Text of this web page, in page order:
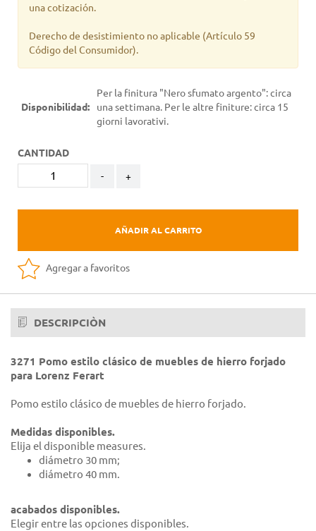
una cotización.
Derecho de desistimiento no aplicable (Artículo 59
Código del Consumidor).
Disponibilidad:
Per la finitura "Nero sfumato argento": circa
una settimana. Per le altre finiture: circa 15
giorni lavorativi.
CANTIDAD
- +
AÑADIR AL CARRITO
Agregar a favoritos
DESCRIPCIÒN
3271 Pomo estilo clásico de muebles de hierro forjado
para Lorenz Ferart
Pomo estilo clásico de muebles de hierro forjado.
Medidas disponibles.
Elija el disponible measures.
diámetro 30 mm;
diámetro 40 mm.
acabados disponibles.
Elegir entre las opciones disponibles.